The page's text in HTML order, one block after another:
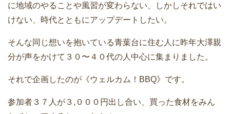
に地域のやることや風習が変わらない、しかしそれではい
けない、時代とともにアップデートしたい。
そんな同じ想いを抱いている青葉台に住む人に昨年大澤親
分が声をかけて３０〜４０代の人中心に集まりました。
それで企画したのが《ウェルカム！BBQ》です。
参加者３７人が３,０００円出し合い、買った食材をみん